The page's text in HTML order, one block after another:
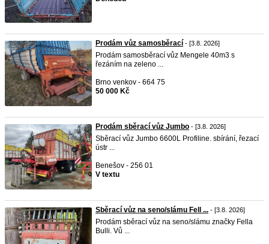
Prodám vůz samosběrací - [3.8. 2026]
Prodám samosběrací vůz Mengele 40m3 s
řezáním na zeleno ...
Brno venkov - 664 75
50 000 Kč
Prodám sběrací vůz Jumbo - [3.8. 2026]
Sběrací vůz Jumbo 6600L Profiline. sbírání, řezací
ústr ...
Benešov - 256 01
V textu
Sběrací vůz na seno/slámu Fell ... - [3.8. 2026]
Prodám sběrací vůz na seno/slámu značky Fella
Bulli. Vů ...